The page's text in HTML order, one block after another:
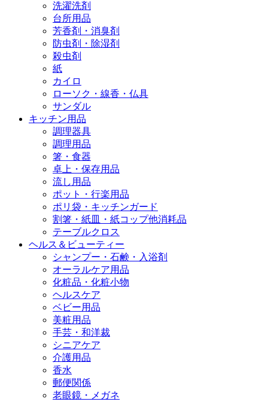
洗濯洗剤
台所用品
芳香剤・消臭剤
防虫剤・除湿剤
殺虫剤
紙
カイロ
ローソク・線香・仏具
サンダル
キッチン用品
調理器具
調理用品
箸・食器
卓上・保存用品
流し用品
ポット・行楽用品
ポリ袋・キッチンガード
割箸・紙皿・紙コップ他消耗品
テーブルクロス
ヘルス＆ビューティー
シャンプー・石鹸・入浴剤
オーラルケア用品
化粧品・化粧小物
ヘルスケア
ベビー用品
美粧用品
手芸・和洋裁
シニアケア
介護用品
香水
郵便関係
老眼鏡・メガネ